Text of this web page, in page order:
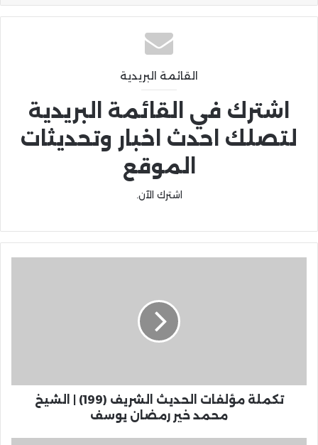
القائمة البريدية
اشترك في القائمة البريدية
لتصلك احدث اخبار وتحديثات
الموقع
اشترك الآن.
تكملة مؤلفات الحديث الشريف (199) | الشيخ
محمد خير رمضان يوسف